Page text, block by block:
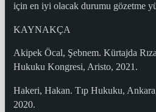
için en iyi olacak durumu gözetme
KAYNAKÇA
Akipek Öcal, Şebnem. Kürtajda
Hukuku Kongresi, Aristo, 2021.
Hakeri, Hakan. Tıp Hukuku,
2020.